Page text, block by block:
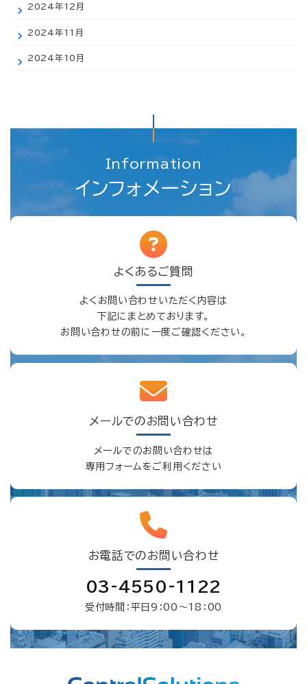
2024年12月
2024年11月
2024年10月
インフォメーション
Information
よくあるご質問
よくお問い合わせいただく内容は
下記にまとめております。
お問い合わせの前に一度ご確認ください。
メールでのお問い合わせ
メールでのお問い合わせは
専用フォームをご利用ください
お電話でのお問い合わせ
03-4550-1122
受付時間：平日9：00〜18：00